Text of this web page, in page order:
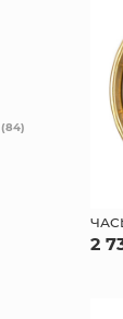
2
(84)